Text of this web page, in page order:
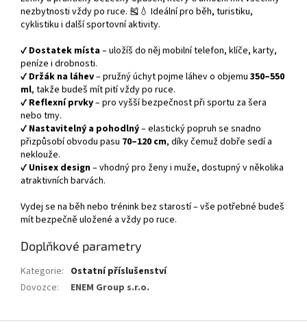
nezbytnosti vždy po ruce. 🎽💧 Ideální pro běh, turistiku,
cyklistiku i další sportovní aktivity.
✔️ Dostatek místa– uložíš do něj mobilní telefon, klíče, karty,
peníze i drobnosti.
✔️ Držák na láhev– pružný úchyt pojme láhev o objemu 350–550
ml, takže budeš mít pití vždy po ruce.
✔️ Reflexní prvky– pro vyšší bezpečnost při sportu za šera
nebo tmy.
✔️ Nastavitelný a pohodlný– elastický popruh se snadno
přizpůsobí obvodu pasu 70–120 cm, díky čemuž dobře sedí a
neklouže.
✔️ Unisex design– vhodný pro ženy i muže, dostupný v několika
atraktivních barvách.
Vydej se na běh nebo trénink bez starostí – vše potřebné budeš
mít bezpečně uložené a vždy po ruce.
Doplňkové parametry
Kategorie: Ostatní příslušenství
Dovozce: ENEM Group s.r.o.